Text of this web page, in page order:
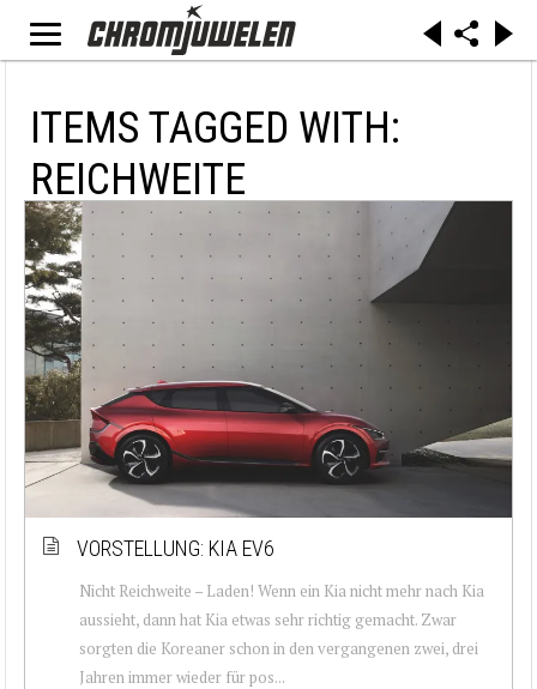
ITEMS TAGGED WITH:
REICHWEITE
VORSTELLUNG: KIA EV6
Nicht Reichweite – Laden! Wenn ein Kia nicht mehr nach Kia
aussieht, dann hat Kia etwas sehr richtig gemacht. Zwar
sorgten die Koreaner schon in den vergangenen zwei, drei
Jahren immer wieder für pos...